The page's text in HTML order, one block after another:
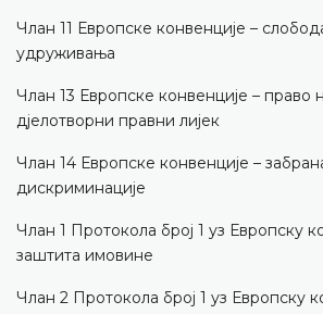
Члан 11 Европске конвенције –
удруживања
Члан 13 Европске конвенције – право
дјелотворни правни лијек
Члан 14 Европске конвенције –
дискриминације
Члан 1 Протокола број 1 уз Европску
заштита имовине
Члан 2 Протокола број 1 уз Европску